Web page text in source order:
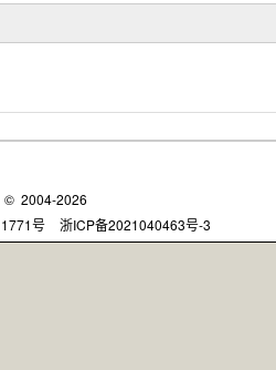
© 2004-2026
号
浙ICP备2021040463号-3